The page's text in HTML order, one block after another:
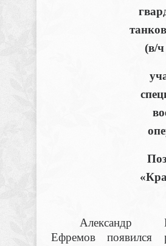
(в/ч
Александр
Ефремов появился